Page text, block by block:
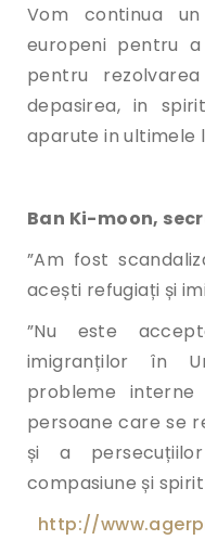
Vom continua
europeni pentru
pentru
depasirea, in
aparute in ultimele
Ban Ki-moon,
”Am fost
acești refugiați și
”Nu este
imigranților în
probleme
persoane care se
și a
compasiune și
http://